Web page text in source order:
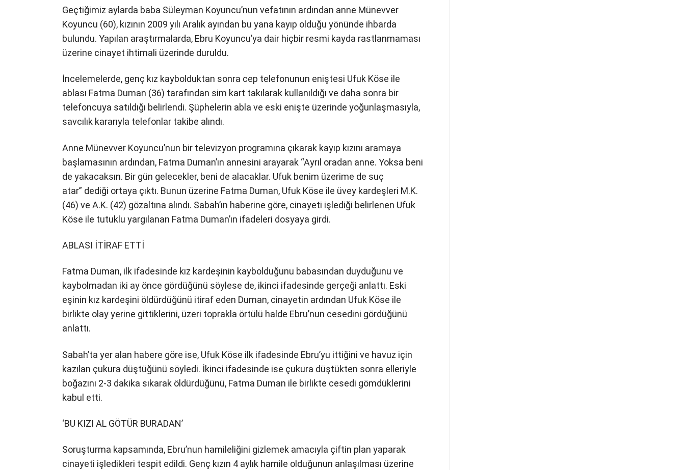
Geçtiğimiz aylarda baba Süleyman Koyuncu’nun vefatının ardından anne Münevver
Koyuncu (60), kızının 2009 yılı Aralık ayından bu yana kayıp olduğu yönünde ihbarda
bulundu. Yapılan araştırmalarda, Ebru Koyuncu’ya dair hiçbir resmi kayda rastlanmaması
üzerine cinayet ihtimali üzerinde duruldu.
İncelemelerde, genç kız kaybolduktan sonra cep telefonunun eniştesi Ufuk Köse ile
ablası Fatma Duman (36) tarafından sim kart takılarak kullanıldığı ve daha sonra bir
telefoncuya satıldığı belirlendi. Şüphelerin abla ve eski enişte üzerinde yoğunlaşmasıyla,
savcılık kararıyla telefonlar takibe alındı.
Anne Münevver Koyuncu’nun bir televizyon programına çıkarak kayıp kızını aramaya
başlamasının ardından, Fatma Duman’ın annesini arayarak “Ayrıl oradan anne. Yoksa beni
de yakacaksın. Bir gün gelecekler, beni de alacaklar. Ufuk benim üzerime de suç
atar” dediği ortaya çıktı. Bunun üzerine Fatma Duman, Ufuk Köse ile üvey kardeşleri M.K.
(46) ve A.K. (42) gözaltına alındı. Sabah’ın haberine göre, cinayeti işlediği belirlenen Ufuk
Köse ile tutuklu yargılanan Fatma Duman’ın ifadeleri dosyaya girdi.
ABLASI İTİRAF ETTİ
Fatma Duman, ilk ifadesinde kız kardeşinin kaybolduğunu babasından duyduğunu ve
kaybolmadan iki ay önce gördüğünü söylese de, ikinci ifadesinde gerçeği anlattı. Eski
eşinin kız kardeşini öldürdüğünü itiraf eden Duman, cinayetin ardından Ufuk Köse ile
birlikte olay yerine gittiklerini, üzeri toprakla örtülü halde Ebru’nun cesedini gördüğünü
anlattı.
Sabah’ta yer alan habere göre ise, Ufuk Köse ilk ifadesinde Ebru’yu ittiğini ve havuz için
kazılan çukura düştüğünü söyledi. İkinci ifadesinde ise çukura düştükten sonra elleriyle
boğazını 2-3 dakika sıkarak öldürdüğünü, Fatma Duman ile birlikte cesedi gömdüklerini
kabul etti.
‘BU KIZI AL GÖTÜR BURADAN’
Soruşturma kapsamında, Ebru’nun hamileliğini gizlemek amacıyla çiftin plan yaparak
cinayeti işledikleri tespit edildi. Genç kızın 4 aylık hamile olduğunun anlaşılması üzerine